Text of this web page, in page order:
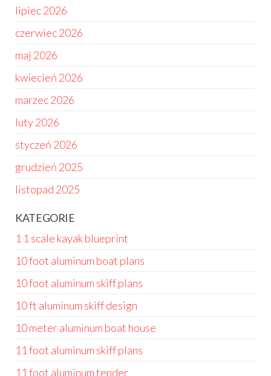
lipiec 2026
czerwiec 2026
maj 2026
kwiecień 2026
marzec 2026
luty 2026
styczeń 2026
grudzień 2025
listopad 2025
KATEGORIE
1 1 scale kayak blueprint
10 foot aluminum boat plans
10 foot aluminum skiff plans
10 ft aluminum skiff design
10 meter aluminum boat house
11 foot aluminum skiff plans
11 foot aluminum tender